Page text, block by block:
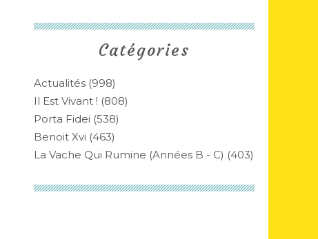
Catégories
Actualités (998)
Il Est Vivant ! (808)
Porta Fidei (538)
Benoit Xvi (463)
La Vache Qui Rumine (années B - C) (403)